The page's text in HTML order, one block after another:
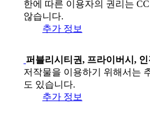
한에 따른 이용자의 권리는
않습니다.
추가 정보
퍼블리시티권, 프라이버시, 인
저작물을 이용하기 위해서는
도 있습니다.
추가 정보